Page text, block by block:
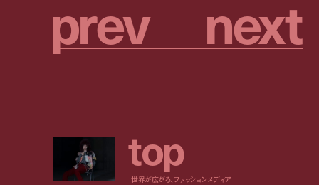
prev next
top
世界が広がる、ファッションメディア